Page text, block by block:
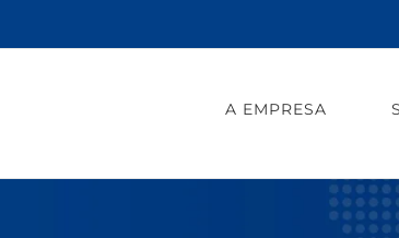
A EMPRESA